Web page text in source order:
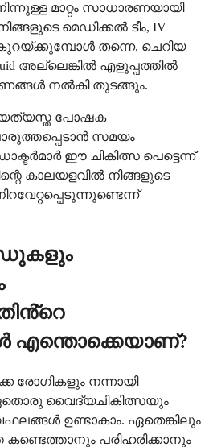
മാറ്റം സാധാരണയായി
മെഡിക്കൽ ടീം, IV
തന്നെ, ചെറിയ
അല്ലെങ്കിൽ എളുപ്പത്തിൽ
നൽകി തുടങ്ങും.
വ്യത്യസ്ത പോഷക
സമയം
ഈ ചികിത്സ പെട്ടെന്ന്
കാലയളവിൽ നിങ്ങളുടെ
എന്തൊക്കെയാണ്?
രോഗികളും നന്നായി
വൈദ്യചികിത്സയും
ഉണ്ടാകാം. ഏതെങ്കിലും
പരിഹരിക്കാനും